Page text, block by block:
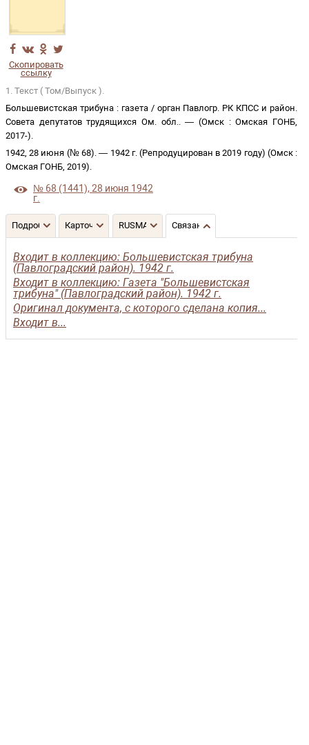
Скопировать
ссылку
1. Текст ( Том/Выпуск ).
Большевистская трибуна : газета / орган Павлогр. РК КПСС и район.
Совета депутатов трудящихся Ом. обл.. — (Омск : Омская ГОНБ,
2017-).
1942, 28 июня (№ 68). — 1942 г. (Репродуцирован в 2019 году) (Омск :
Омская ГОНБ, 2019).
№ 68 (1441), 28 июня 1942
г.
Подробнее Карточка RUSMARC Связанные записи
Входит в коллекцию: Большевистская трибуна
(Павлоградский район). 1942 г.
Входит в коллекцию: Газета "Большевистская
трибуна" (Павлоградский район). 1942 г.
Оригинал документа, с которого сделана копия...
Входит в...